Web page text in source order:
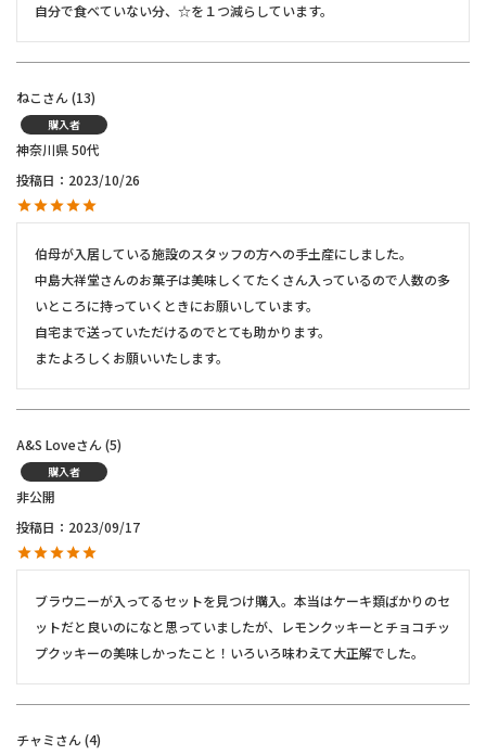
自分で食べていない分、☆を１つ減らしています。
ねこ 13
購入者
神奈川県50代
投稿日
2023/10/26
伯母が入居している施設のスタッフの方への手土産にしました。
中島大祥堂さんのお菓子は美味しくてたくさん入っているので人数の多
いところに持っていくときにお願いしています。
自宅まで送っていただけるのでとても助かります。
またよろしくお願いいたします。
A&S Love 5
購入者
非公開
投稿日
2023/09/17
ブラウニーが入ってるセットを見つけ購入。本当はケーキ類ばかりのセ
ットだと良いのになと思っていましたが、レモンクッキーとチョコチッ
プクッキーの美味しかったこと！いろいろ味わえて大正解でした。
チャミ 4